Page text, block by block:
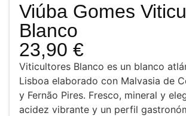
Viúba Gomes
Blanco
23,90 €
Viticultores Blanco es un blanco
Lisboa elaborado con Malvasia de
y Fernão Pires. Fresco, mineral y
acidez vibrante y un perfil